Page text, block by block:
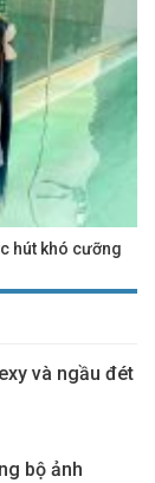
hút khó cưỡng
và ngầu đét
bộ ảnh